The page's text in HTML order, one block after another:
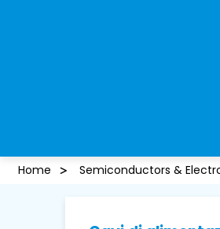
Home Semiconductors &